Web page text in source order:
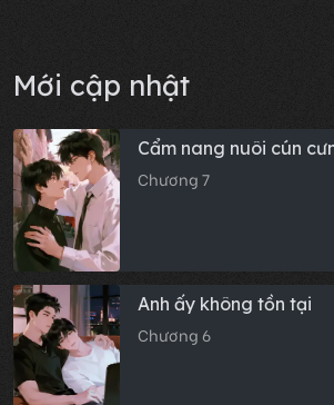
Mới cập nhật
Cẩm nang nuôi cún
Chương 7
Anh ấy không tồn tại
Chương 6